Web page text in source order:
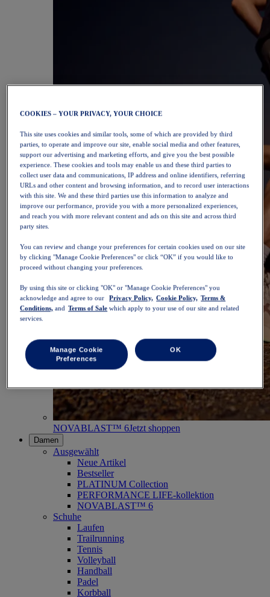
NOVABLAST™ 6Jetzt shoppen
Damen
Ausgewählt
Neue Artikel
Bestseller
PLATINUM Collection
PERFORMANCE LIFE-kollektion
NOVABLAST™ 6
Schuhe
Laufen
Trailrunning
Tennis
Volleyball
Handball
Padel
Korbball
COOKIES – YOUR PRIVACY, YOUR CHOICE
This site uses cookies and similar tools, some of which are provided by third
parties, to operate and improve our site, enable social media and other features,
support our advertising and marketing efforts, and give you the best possible
experience. These cookies and tools may enable us and these third parties to
collect user data and communications, IP address and online identifiers, referring
URLs and other content and browsing information, and to record user interactions
with this site. We and these third parties use this information to analyze and
improve our performance, provide you with a more personalized experiences,
and reach you with more relevant content and ads on this site and across third
party sites.
You can review and change your preferences for certain cookies used on our site
by clicking "Manage Cookie Preferences" or click “OK” if you would like to
proceed without changing your preferences.
By using this site or clicking "OK" or "Manage Cookie Preferences" you
acknowledge and agree to our
Privacy Policy, Cookie Policy, Terms &
Conditions, and Terms of Sale which apply to your use of our site and related
services.
Manage Cookie
Preferences
OK